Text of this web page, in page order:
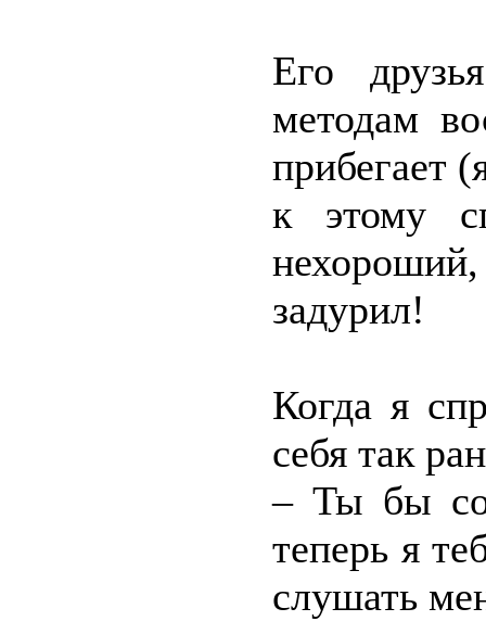
Его
методам
прибегает
к этому
задурил!
Когда я
себя так
– Ты бы со
теперь я
слушать